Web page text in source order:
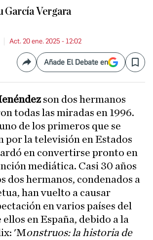
García Vergara
Act. 20 ene. 2025 - 12:02
CompartirAñade El Debate en Save
son dos hermanos
todas las miradas en 1996.
de los primeros que se
por la televisión en Estados
en convertirse pronto en
mediática. Casi 30 años
dos hermanos, condenados a
han vuelto a causar
en varios países del
en España, debido a la
'Monstruos: la historia de